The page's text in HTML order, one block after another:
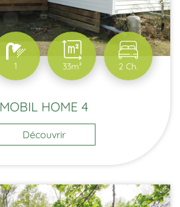
1 33m² 2 Ch.
MOBIL HOME 4
Découvrir